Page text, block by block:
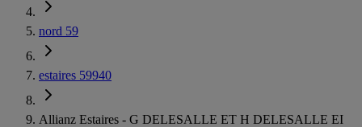
nord 59
estaires 59940
Allianz Estaires - G DELESALLE ET H DELESALLE EI